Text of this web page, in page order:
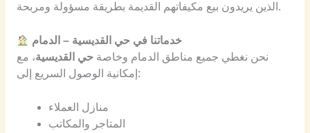
الذين يريدون بيع مكيفاتهم القديمة بطريقة مسؤولة ومربحة.
خدماتنا في حي القديسية – الدمام
نحن نغطي جميع مناطق الدمام وخاصةحي القديسية، مع
إمكانية الوصول السريع إلى:
منازل العملاء
المتاجر والمكاتب